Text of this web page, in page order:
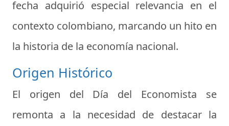
fecha adquirió especial relevancia en el
contexto colombiano, marcando un hito en
la historia de la economía nacional.
Origen Histórico
El origen del Día del Economista se
remonta a la necesidad de destacar la